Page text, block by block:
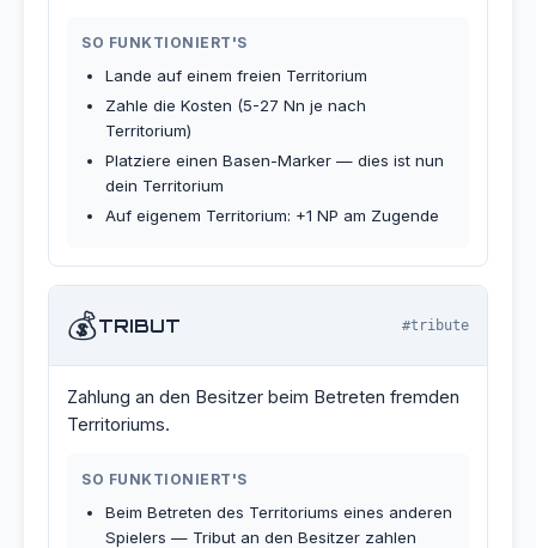
SO FUNKTIONIERT'S
Lande auf einem freien Territorium
Zahle die Kosten (5-27 Nn je nach
Territorium)
Platziere einen Basen-Marker — dies ist nun
dein Territorium
Auf eigenem Territorium: +1 NP am Zugende
💰TRIBUT #tribute
Zahlung an den Besitzer beim Betreten fremden
Territoriums.
SO FUNKTIONIERT'S
Beim Betreten des Territoriums eines anderen
Spielers — Tribut an den Besitzer zahlen